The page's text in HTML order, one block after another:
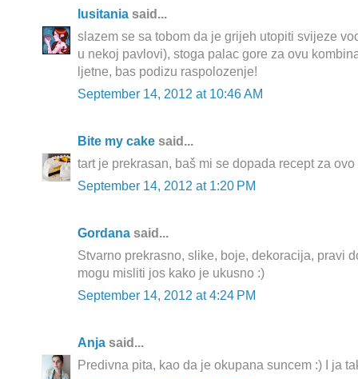
lusitania said...
slazem se sa tobom da je grijeh utopiti svijeze
u nekoj pavlovi), stoga palac gore za ovu
ljetne, bas podizu raspolozenje!
September 14, 2012 at 10:46 AM
Bite my cake said...
tart je prekrasan, baš mi se dopada recept za ovo
September 14, 2012 at 1:20 PM
Gordana said...
Stvarno prekrasno, slike, boje, dekoracija, pravi
mogu misliti jos kako je ukusno :)
September 14, 2012 at 4:24 PM
Anja said...
Predivna pita, kao da je okupana suncem :) I ja